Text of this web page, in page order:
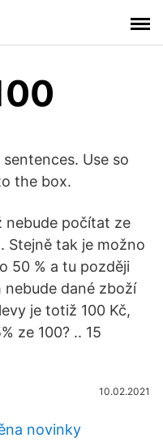
Use so
the box.
nebude počítat ze
Stejně tak je možno
50 % a tu později
dané zboží
je totiž 100 Kč,
ze 100? .. 15
10.02.2021
novinky